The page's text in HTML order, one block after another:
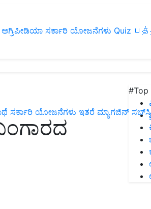
ಅಗ್ರಿಪೀಡಿಯಾ ಸರ್ಕಾರಿ ಯೋಜನೆಗಳು Quiz
ಸರ್ಕಾರಿ ಯೋಜನೆಗಳು ಇತರೆ ಮ್ಯಾಗಜಿನ್‌
#Top